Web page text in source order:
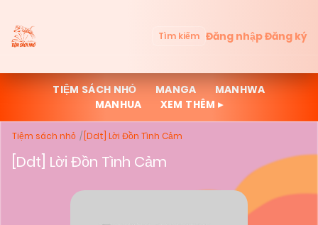
Tìm kiếm Đăng nhậpĐăng ký
TIỆM SÁCH NHỎ MANGA
MANHWA
MANHUA
XEM THÊM ▸
Tiệm sách nhỏ [Ddt] Lời Đồn Tình Cảm
[Ddt] Lời Đồn Tình Cảm